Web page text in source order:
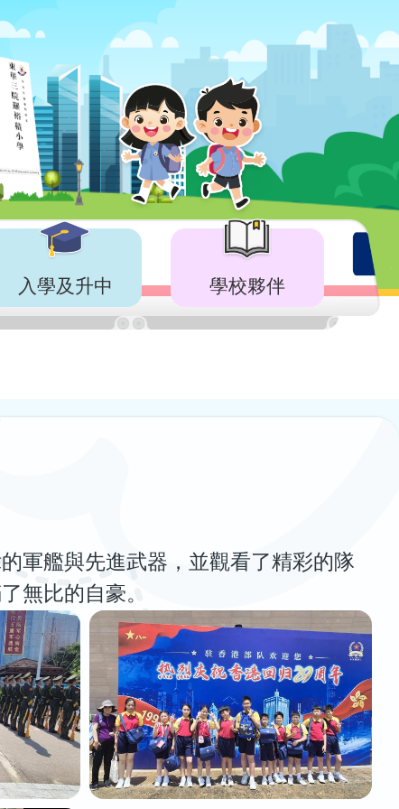
入學及升中 學校夥伴
軍艦與先進武器，並觀看了精彩的隊
無比的自豪。